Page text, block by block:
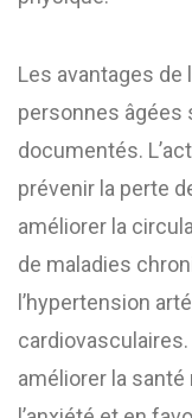
Les avantages de
personnes âgées
documentés.
prévenir la perte
améliorer la
de maladies
l’hypertension
améliorer la